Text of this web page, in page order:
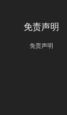
免责声明
免责声明